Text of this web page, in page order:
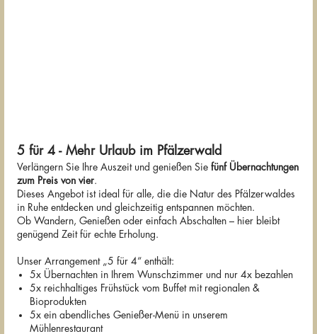
5 für 4 - Mehr Urlaub im Pfälzerwald
Verlängern Sie Ihre Auszeit und genießen Sie fünf Übernachtungen
zum Preis von vier
Dieses Angebot ist ideal für alle, die die Natur des Pfälzerwaldes
in Ruhe entdecken und gleichzeitig entspannen möchten.
Ob Wandern, Genießen oder einfach Abschalten – hier bleibt
genügend Zeit für echte Erholung.
Unser Arrangement „5 für 4“ enthält:
5x Übernachten in Ihrem Wunschzimmer und nur 4x bezahlen
5x reichhaltiges Frühstück vom Buffet mit regionalen &
Bioprodukten
5x ein abendliches Genießer-Menü in unserem
Mühlenrestaurant